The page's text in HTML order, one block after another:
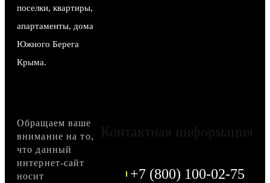
поселки, квартиры,
апартаменты, дома
Южного Берега
Крыма.
Контактная информация
+7 (800) 100-02-75
Обращаем ваше
внимание на то,
что данный
интернет-сайт
носит